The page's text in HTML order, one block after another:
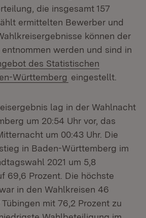
die insgesamt 157
ermittelten Bewerber und
können der
(Öffnet in neuem Fenster)
entnommen werden und sind in
des Statistischen
Württemberg (Öffnet in neuem
eingestellt.
lag in der Wahlnacht
um 20:54 Uhr vor, das
um 00:43 Uhr. Die
in Baden-Württemberg im
2021 um 5,8
69,6 Prozent. Die höchste
in den Wahlkreisen 46
mit 76,2 Prozent zu